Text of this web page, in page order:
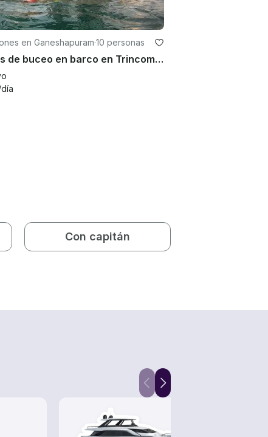
en Ganeshapuram·10 personas
Paseos de buceo en barco en Trincomalee
Con capitán